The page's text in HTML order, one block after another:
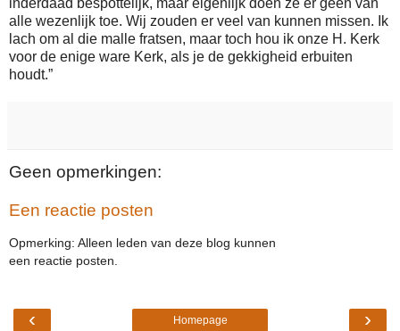
alle wezenlijk toe. Wij zouden er veel van kunnen missen. Ik
lach om al die malle fratsen, maar toch hou ik onze H. Kerk
voor de enige ware Kerk, als je de gekkigheid erbuiten
houdt.”
Geen opmerkingen:
Een reactie posten
Opmerking: Alleen leden van deze blog kunnen
een reactie posten.
‹ ›
Homepage